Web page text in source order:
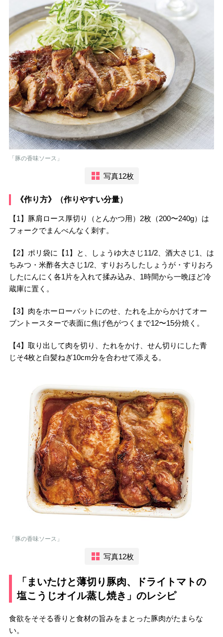
「豚の香味ソース」
写真12枚
《作り方》（作りやすい分量）
【1】豚肩ロース厚切り（とんかつ用）2枚（200〜240g）は
フォークでまんべんなく刺す。
【2】ポリ袋に【1】と、しょうゆ大さじ11/2、酒大さじ1、は
ちみつ・米酢各大さじ1/2、すりおろしたしょうが・すりおろ
したにんにく各1片を入れて揉み込み、1時間から一晩ほど冷
蔵庫に置く。
【3】肉をホーローバットにのせ、たれを上からかけてオー
ブントースターで表面に焦げ色がつくまで12〜15分焼く。
【4】取り出して肉を切り、たれをかけ、せん切りにした青
じそ4枚と白髪ねぎ10cm分を合わせて添える。
「豚の香味ソース」
写真12枚
「まいたけと薄切り豚肉、ドライトマトの
塩こうじオイル蒸し焼き」のレシピ
食欲をそそる香りと食材の旨みをまとった豚肉がたまらな
い。